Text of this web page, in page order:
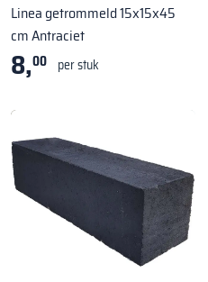
Linea getrommeld 15x15x45
cm Antraciet
8,00 per stuk